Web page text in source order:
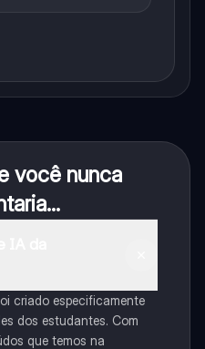
você nunca
criado especificamente
dos estudantes. Com
que temos na